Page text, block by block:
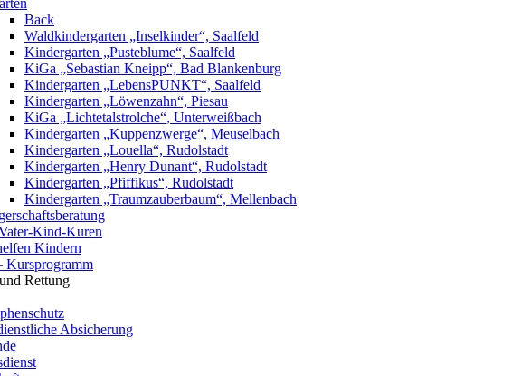
Back
Waldkindergarten „Inselkinder“, Saalfeld
Kindergarten „Pusteblume“, Saalfeld
KiGa „Sebastian Kneipp“, Bad Blankenburg
Kindergarten „LebensPUNKT“, Saalfeld
Kindergarten „Löwenzahn“, Piesau
KiGa „Lichtetalstrolche“, Unterweißbach
Kindergarten „Kuppenzwerge“, Meuselbach
Kindergarten „Louella“, Rudolstadt
Kindergarten „Henry Dunant“, Rudolstadt
Kindergarten „Pfiffikus“, Rudolstadt
Kindergarten „Traumzauberbaum“, Mellenbach
Kind-Kuren
Kindern
Rettung
Absicherung